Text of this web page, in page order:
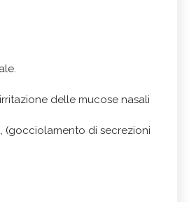
delle mucose nasali
(gocciolamento di secrezioni